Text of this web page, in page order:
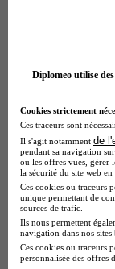
Lycée
CAP -
Surgères
Le CAP
d'Aunis forme
complète des
dessin de
Diplomeo utilise
Cookies strictement
Ces traceurs sont
Il s'agit notamment de
pendant sa navigation
ou les offres vues, gérer
la sécurité du site web
Ces cookies ou traceurs
unique permettant de
sources de trafic.
Ils nous permettent
navigation dans nos
Ces cookies ou traceurs
personnalisée des offres